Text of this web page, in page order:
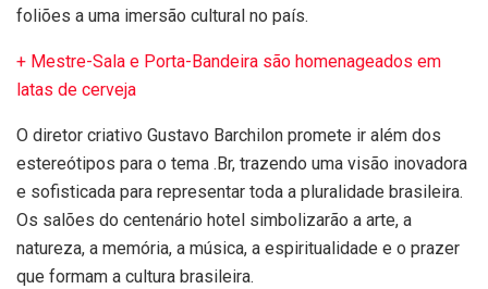
foliões a uma imersão cultural no país.
+ Mestre-Sala e Porta-Bandeira são homenageados em
latas de cerveja
O diretor criativo Gustavo Barchilon promete ir além dos
estereótipos para o tema .Br, trazendo uma visão inovadora
e sofisticada para representar toda a pluralidade brasileira.
Os salões do centenário hotel simbolizarão a arte, a
natureza, a memória, a música, a espiritualidade e o prazer
que formam a cultura brasileira.